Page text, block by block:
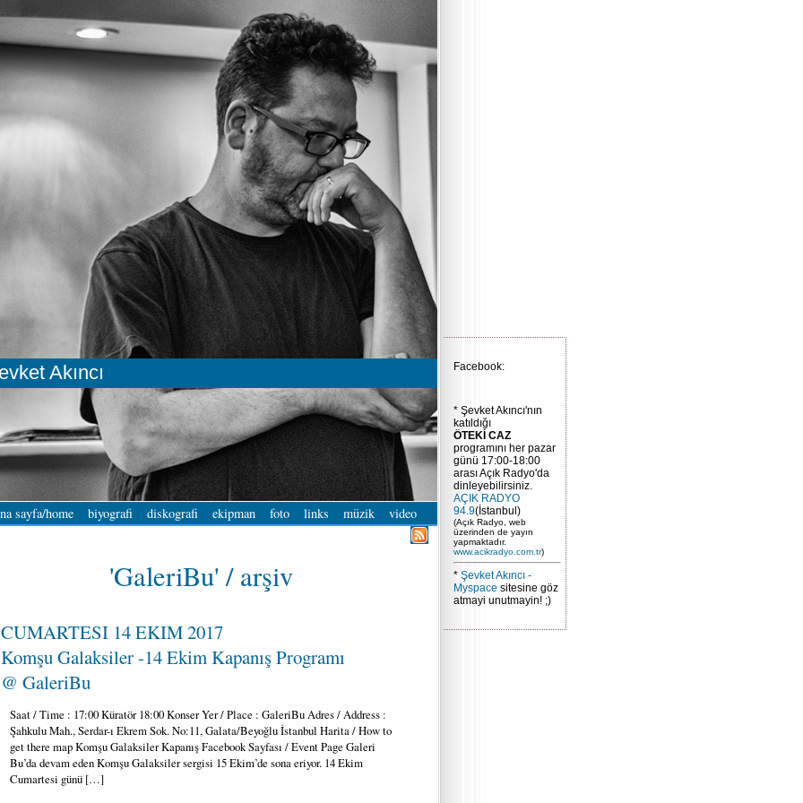
Akıncı
sayfa/home biyografi diskografi ekipman foto links müzik video
'GaleriBu' / arşiv
CUMARTESI 14 EKIM 2017
Komşu Galaksiler -14 Ekim Kapanış Programı
@ GaleriBu
Saat / Time : 17:00 Küratör 18:00 Konser Yer / Place : GaleriBu Adres / Address :
Şahkulu Mah., Serdar-ı Ekrem Sok. No:11, Galata/Beyoğlu İstanbul Harita / How to
get there map Komşu Galaksiler Kapanış Facebook Sayfası / Event Page Galeri
Bu’da devam eden Komşu Galaksiler sergisi 15 Ekim’de sona eriyor. 14 Ekim
Cumartesi günü […]
Facebook:
* Şevket Akıncı'nın
katıldığı
ÖTEKİ CAZ
programını her pazar
günü 17:00-18:00
arası Açık Radyo'da
dinleyebilirsiniz.
AÇIK RADYO
94.9(İstanbul)
(Açık Radyo, web
üzerinden de yayın
yapmaktadır.
www.acikradyo.com.tr)
* Şevket Akıncı -
Myspace sitesine göz
atmayi unutmayin! ;)